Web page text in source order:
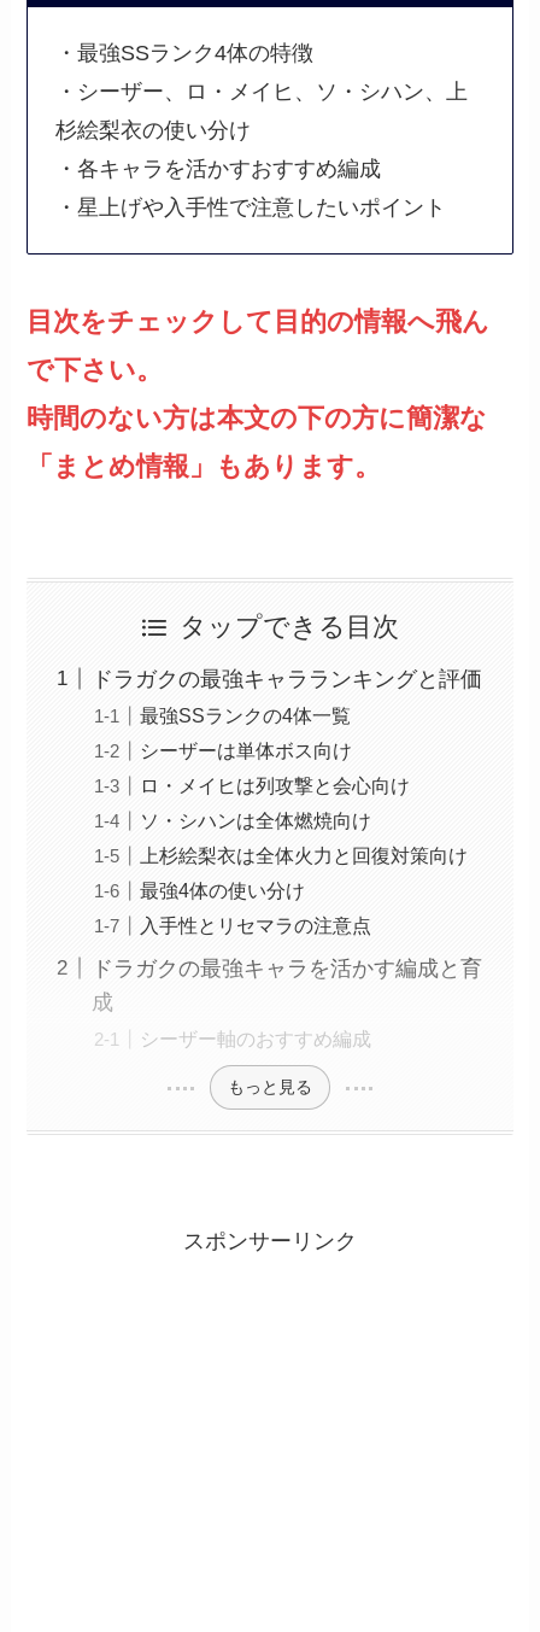
・最強SSランク4体の特徴
・シーザー、ロ・メイヒ、ソ・シハン、上
杉絵梨衣の使い分け
・各キャラを活かすおすすめ編成
・星上げや入手性で注意したいポイント
目次をチェックして目的の情報へ飛ん
で下さい。
時間のない方は本文の下の方に簡潔な
「まとめ情報」もあります。
タップできる目次
ドラガクの最強キャラランキングと評価
最強SSランクの4体一覧
シーザーは単体ボス向け
ロ・メイヒは列攻撃と会心向け
ソ・シハンは全体燃焼向け
上杉絵梨衣は全体火力と回復対策向け
最強4体の使い分け
入手性とリセマラの注意点
ドラガクの最強キャラを活かす編成と育
成
シーザー軸のおすすめ編成
もっと見る
スポンサーリンク